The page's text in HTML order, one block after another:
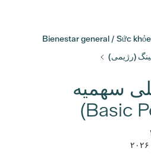
(رژیمی)
سهمیه